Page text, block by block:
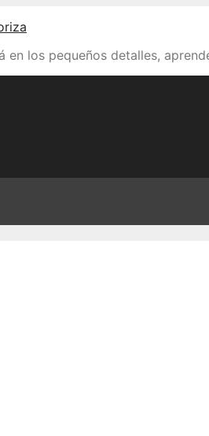
en los pequeños detalles,